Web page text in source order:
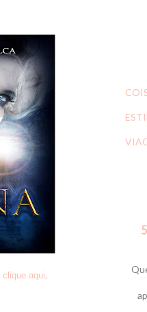
clique aqui.